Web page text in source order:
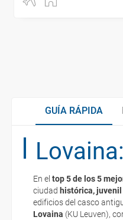
GUÍA RÁPIDA
En el top 5 de los 5
ciudad histórica,
edificios del casco
Lovaina (KU Leuven),
Maestros Flamencos
Gastronomía y
Organiza tu viaje
Documentación y
La documentación de tu
esté realizado